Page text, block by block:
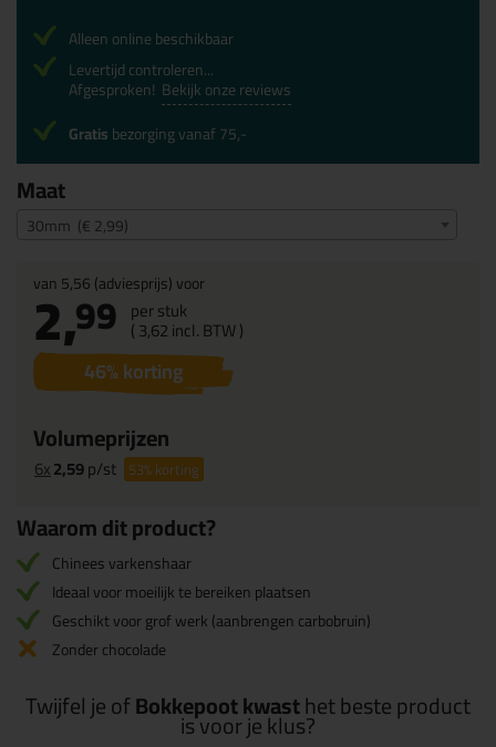
Maat
30mm (€ 2,99)
van5,56(adviesprijs) voor
2,99 per stuk
(3,62incl. BTW )
46% korting
Volumeprijzen
6x2,59p/st 53%korting
Alleen online beschikbaar
Levertijd controleren...
Afgesproken! Bekijk onze reviews
Gratisbezorging vanaf 75,-
Waarom dit product?
Chinees varkenshaar
Ideaal voor moeilijk te bereiken plaatsen
Geschikt voor grof werk (aanbrengen carbobruin)
Zonder chocolade
Twijfel je ofBokkepoot kwasthet beste product
is voor je klus?